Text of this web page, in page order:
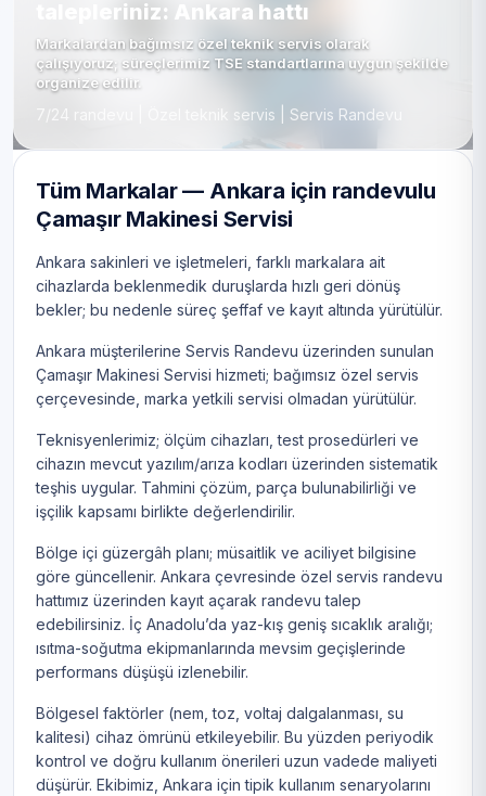
talepleriniz: Ankara hattı
Markalardan bağımsız özel teknik servis olarak
çalışıyoruz; süreçlerimiz TSE standartlarına uygun şekilde
organize edilir.
7/24 randevu | Özel teknik servis | Servis Randevu
Tüm Markalar — Ankara için randevulu
Çamaşır Makinesi Servisi
Ankara sakinleri ve işletmeleri, farklı markalara ait
cihazlarda beklenmedik duruşlarda hızlı geri dönüş
bekler; bu nedenle süreç şeffaf ve kayıt altında yürütülür.
Ankara müşterilerine Servis Randevu üzerinden sunulan
Çamaşır Makinesi Servisi hizmeti; bağımsız özel servis
çerçevesinde, marka yetkili servisi olmadan yürütülür.
Teknisyenlerimiz; ölçüm cihazları, test prosedürleri ve
cihazın mevcut yazılım/arıza kodları üzerinden sistematik
teşhis uygular. Tahmini çözüm, parça bulunabilirliği ve
işçilik kapsamı birlikte değerlendirilir.
Bölge içi güzergâh planı; müsaitlik ve aciliyet bilgisine
göre güncellenir. Ankara çevresinde özel servis randevu
hattımız üzerinden kayıt açarak randevu talep
edebilirsiniz. İç Anadolu’da yaz-kış geniş sıcaklık aralığı;
ısıtma-soğutma ekipmanlarında mevsim geçişlerinde
performans düşüşü izlenebilir.
Bölgesel faktörler (nem, toz, voltaj dalgalanması, su
kalitesi) cihaz ömrünü etkileyebilir. Bu yüzden periyodik
kontrol ve doğru kullanım önerileri uzun vadede maliyeti
düşürür. Ekibimiz, Ankara için tipik kullanım senaryolarını